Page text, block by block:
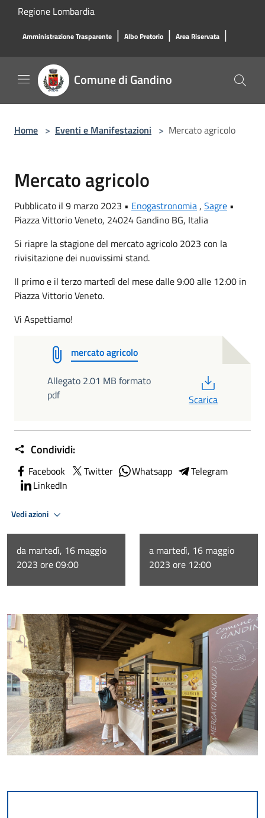
Salta al contenuto principale
Regione Lombardia
Amministrazione Trasparente | Albo Pretorio | Area Riservata |
Comune di Gandino
Home > Eventi e Manifestazioni > Mercato agricolo
Mercato agricolo
Pubblicato il 9 marzo 2023 • Enogastronomia, Sagre •
Piazza Vittorio Veneto, 24024 Gandino BG, Italia
Si riapre la stagione del mercato agricolo 2023 con la
rivisitazione dei nuovissimi stand.
Il primo e il terzo martedì del mese dalle 9:00 alle 12:00 in
Piazza Vittorio Veneto.
Vi Aspettiamo!
mercato agricolo
Allegato 2.01 MB formato
pdf
Scarica
Condividi:
Facebook Twitter Whatsapp
Telegram
LinkedIn
Vedi azioni
da martedì, 16 maggio
2023 ore 09:00
a martedì, 16 maggio
2023 ore 12:00